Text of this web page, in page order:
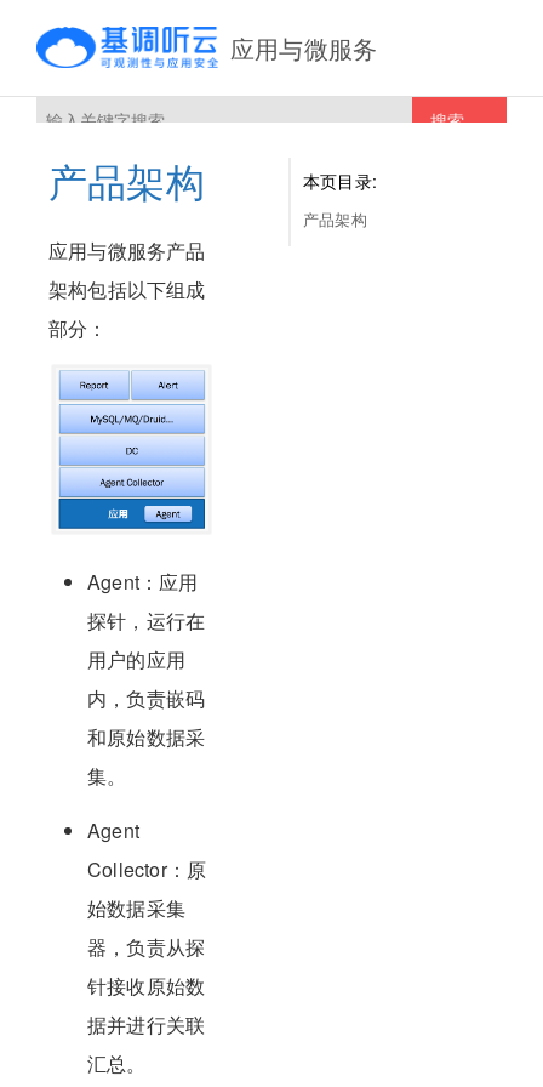
应用与微服务
搜索
本页目录:
产品架构
产品架构
应用与微服务产品
架构包括以下组成
部分：
Agent：应用
探针，运行在
用户的应用
内，负责嵌码
和原始数据采
集。
Agent
Collector：原
始数据采集
器，负责从探
针接收原始数
据并进行关联
汇总。